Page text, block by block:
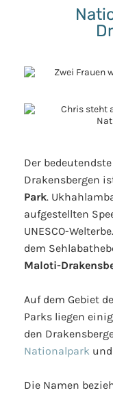
Der
Drakensbergen
Park.
aufgestellten
UNESCO-
dem
Maloti-
Auf dem Gebiet
Parks liegen
den
Nationalpark
Die Namen